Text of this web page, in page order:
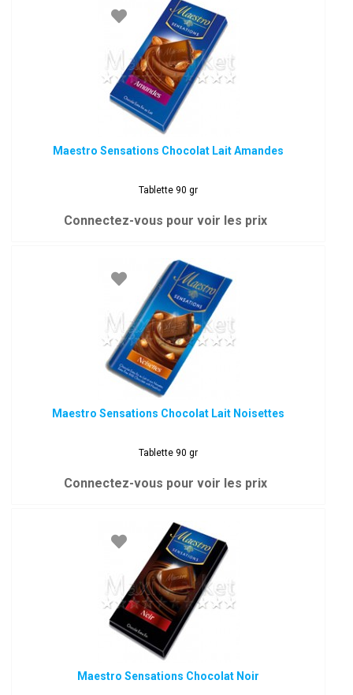
Maestro Sensations Chocolat Lait Amandes
Tablette 90 gr
Connectez-vous pour voir les prix
Maestro Sensations Chocolat Lait Noisettes
Tablette 90 gr
Connectez-vous pour voir les prix
Maestro Sensations Chocolat Noir